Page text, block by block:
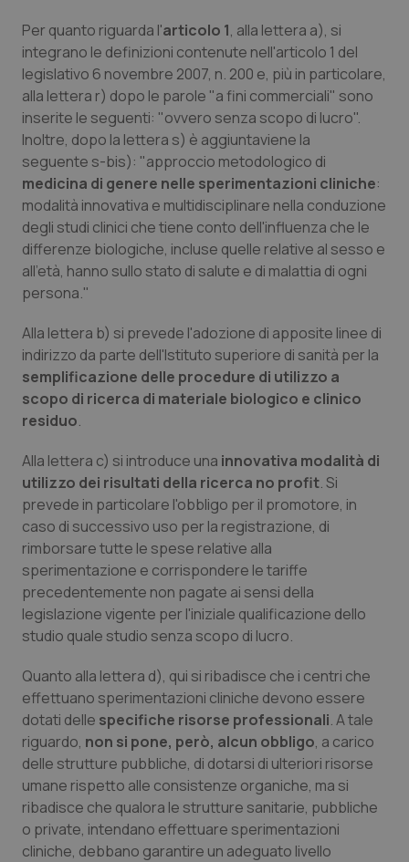
Toscana
Umbria
Valle D’Aosta
Veneto
Obesità
Oftalmologia
Oncodermatologia
Oncoematologia
Oncologia & Nutrizione
Psoriasi & pelle
Quotidiano Cardiologia
Quotidiano Chirurgia
Quotidiano Oncologia
Quotidiano Pediatria
Rene & patologie urogenitali
Salute orale & impianti
Sangue & coagulazione
Tiroide
Tumore al seno
Tumore ovarico
Tumori del Polmone & Testa Collo
Tumori gastrointestinali
Per quanto riguarda l'articolo 1, alla lettera a), si
integrano le definizioni contenute nell'articolo 1 del
legislativo 6 novembre 2007, n. 200 e, più in particolare,
alla lettera r) dopo le parole "a fini commerciali" sono
inserite le seguenti: "ovvero senza scopo di lucro".
Inoltre, dopo la lettera s) è aggiuntaviene la
seguente s-bis): "approccio metodologico di
medicina di genere nelle sperimentazioni cliniche:
modalità innovativa e multidisciplinare nella conduzione
degli studi clinici che tiene conto dell'influenza che le
differenze biologiche, incluse quelle relative al sesso e
all'età, hanno sullo stato di salute e di malattia di ogni
persona."
Alla lettera b) si prevede I'adozione di apposite linee di
indirizzo da parte dell'Istituto superiore di sanità per la
semplificazione delle procedure di utilizzo a
scopo di ricerca di materiale biologico e clinico
residuo.
Alla lettera c) si introduce una innovativa modalità di
utilizzo dei risultati della ricerca no profit. Si
prevede in particolare l'obbligo per il promotore, in
caso di successivo uso per la registrazione, di
rimborsare tutte le spese relative alla
sperimentazione e corrispondere le tariffe
precedentemente non pagate ai sensi della
legislazione vigente per l'iniziale qualificazione dello
studio quale studio senza scopo di lucro.
Quanto alla lettera d), qui si ribadisce che i centri che
effettuano sperimentazioni cliniche devono essere
dotati delle specifiche risorse professionali. A tale
riguardo, non si pone, però, alcun obbligo, a carico
delle strutture pubbliche, di dotarsi di ulteriori risorse
umane rispetto alle consistenze organiche, ma si
ribadisce che qualora le strutture sanitarie, pubbliche
o private, intendano effettuare sperimentazioni
cliniche, debbano garantire un adeguato livello